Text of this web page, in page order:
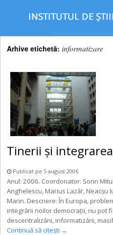
Arhive etichetă:informatizare
Tinerii şi
Publicat pe 5 august 2006
Anul: 2006. Coordonator: Sorin
Anghelescu, Marius Lazăr, Neacşu
Marin. Descriere: În Europa,
integrării noilor democraţii, nu pot
descentralizării, informatizării,
Continuă să citești →